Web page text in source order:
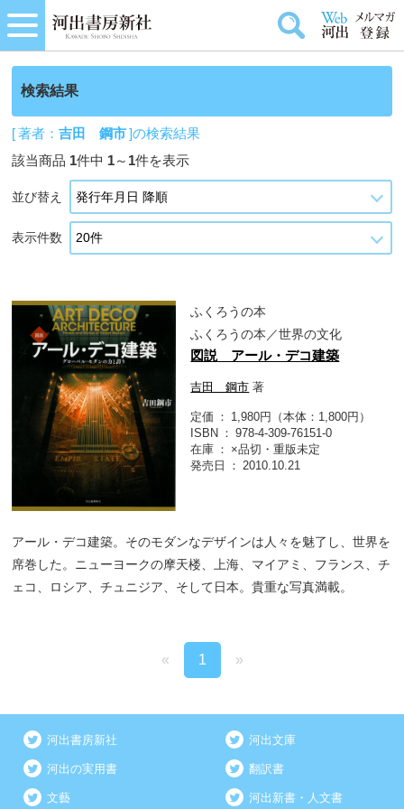
検索結果
[ 著者：吉田 鋼市]の検索結果
該当商品 1件中 1～ 1件を表示
並び替え
表示件数
ふくろうの本
ふくろうの本／世界の文化
図説 アール・デコ建築
吉田 鋼市 著
定価
1,980円（本体：1,800円）
ISBN
978-4-309-76151-0
在庫
×品切・重版未定
発売日
2010.10.21
アール・デコ建築。そのモダンなデザインは人々を魅了し、世界を
席巻した。ニューヨークの摩天楼、上海、マイアミ、フランス、チ
ェコ、ロシア、チュニジア、そして日本。貴重な写真満載。
« 1 »
河出書房新社 河出文庫
河出の実用書 翻訳書
文藝 河出新書・人文書